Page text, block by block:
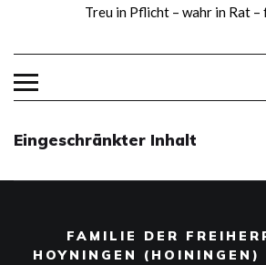
Treu in Pflicht – wahr in Rat –
Eingeschränkter Inhalt
FAMILIE DER
HOYNINGEN (HOININGEN)